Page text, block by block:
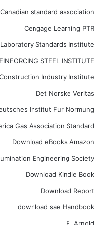
Canadian standard association
Cengage Learning PTR
Standards Institute
STEEL INSTITUTE
Construction Industry Institute
Det Norske Veritas
Institut Fur Normung
Gas Association Standard
Download eBooks Amazon
Engineering Society
Download Kindle Book
Download Report
download sae Handbook
E. Arnold